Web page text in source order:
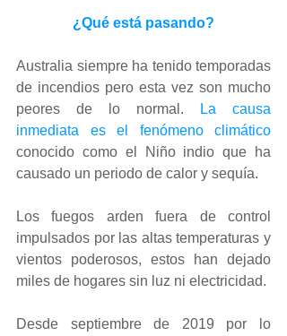
¿Qué está pasando?
Australia siempre ha tenido temporadas
de incendios pero esta vez son mucho
peores de lo normal.
La causa
inmediata es el fenómeno climático
conocido como el Niño indio que ha
causado un periodo de calor y sequía.
Los fuegos arden fuera de control
impulsados por las altas temperaturas y
vientos poderosos, estos han dejado
miles de hogares sin luz ni electricidad.
Desde septiembre de 2019 por lo